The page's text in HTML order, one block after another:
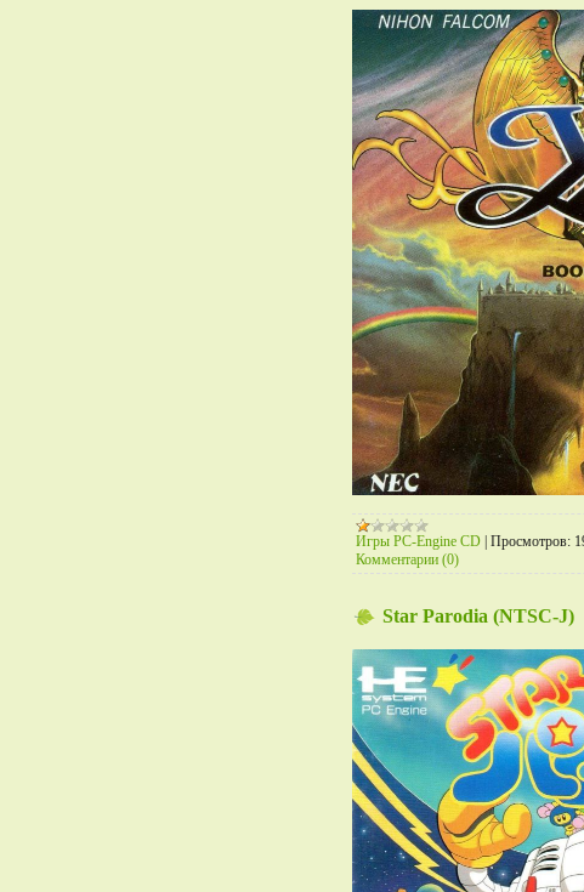
Игры PC-Engine CD Просмотров:
Комментарии (0)
Star Parodia (NTSC-J)